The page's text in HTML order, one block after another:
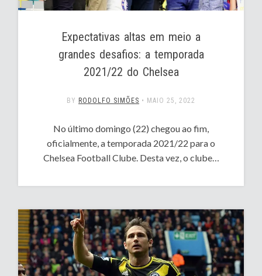
Expectativas altas em meio a
grandes desafios: a temporada
2021/22 do Chelsea
BY RODOLFO SIMÕES • MAIO 25, 2022
No último domingo (22) chegou ao fim,
oficialmente, a temporada 2021/22 para o
Chelsea Football Clube. Desta vez, o clube…